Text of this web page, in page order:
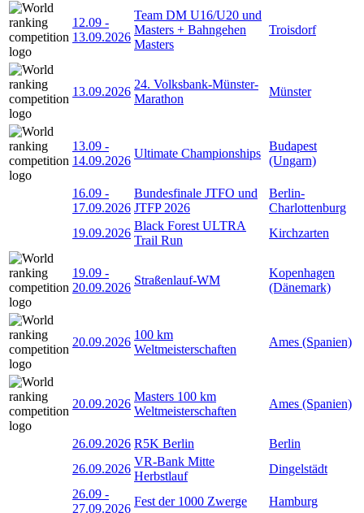
12.09 -
13.09.2026
Team DM U16/U20 und
Masters + Bahngehen
Masters
Troisdorf
13.09.2026
24. Volksbank-Münster-
Marathon
Münster
13.09 -
14.09.2026
Ultimate Championships
Budapest
(Ungarn)
16.09 -
17.09.2026
Bundesfinale JTFO und
JTFP 2026
Berlin-
Charlottenburg
19.09.2026
Black Forest ULTRA
Trail Run
Kirchzarten
19.09 -
20.09.2026
Straßenlauf-WM
Kopenhagen
(Dänemark)
20.09.2026
100 km
Weltmeisterschaften
Ames (Spanien)
20.09.2026
Masters 100 km
Weltmeisterschaften
Ames (Spanien)
26.09.2026 R5K Berlin
Berlin
26.09.2026
VR-Bank Mitte
Herbstlauf
Dingelstädt
26.09 -
27.09.2026
Fest der 1000 Zwerge
Hamburg